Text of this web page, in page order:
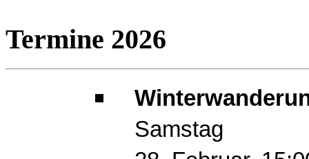
Termine 2026
Samstag